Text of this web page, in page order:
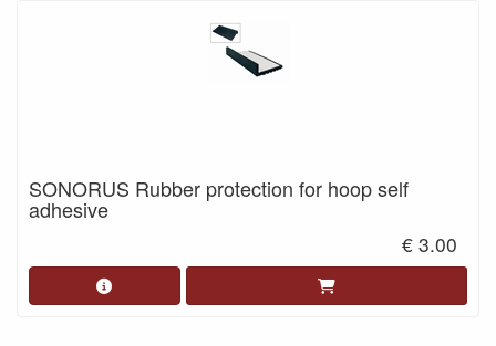
SONORUS Rubber protection for hoop self
adhesive
€ 3.00